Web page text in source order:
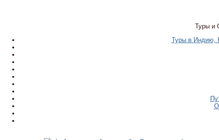
Туры и
Туры в Индию,